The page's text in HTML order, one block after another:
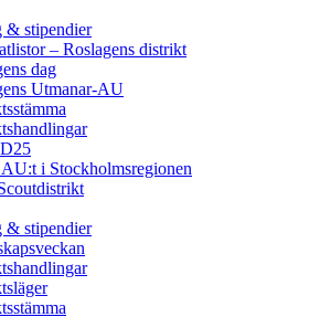
& stipendier
– Roslagens distrikt
dag
Utmanar-AU
i Stockholmsregionen
& stipendier